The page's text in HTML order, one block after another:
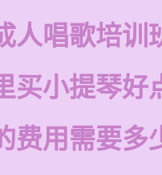
人唱歌培训
买小提琴好
费用需要多